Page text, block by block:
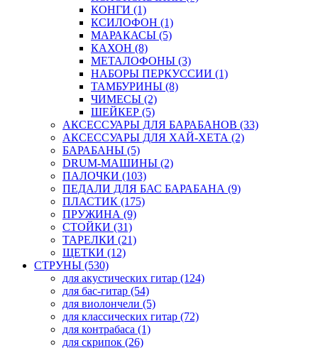
КОНГИ (1)
КСИЛОФОН (1)
МАРАКАСЫ (5)
КАХОН (8)
МЕТАЛОФОНЫ (3)
НАБОРЫ ПЕРКУССИИ (1)
ТАМБУРИНЫ (8)
ЧИМЕСЫ (2)
ШЕЙКЕР (5)
АКСЕССУАРЫ ДЛЯ БАРАБАНОВ (33)
АКСЕССУАРЫ ДЛЯ ХАЙ-ХЕТА (2)
БАРАБАНЫ (5)
DRUM-МАШИНЫ (2)
ПАЛОЧКИ (103)
ПЕДАЛИ ДЛЯ БАС БАРАБАНА (9)
ПЛАСТИК (175)
ПРУЖИНА (9)
СТОЙКИ (31)
ТАРЕЛКИ (21)
ЩЕТКИ (12)
СТРУНЫ (530)
для акустических гитар (124)
для бас-гитар (54)
для виолончели (5)
для классических гитар (72)
для контрабаса (1)
для скрипок (26)